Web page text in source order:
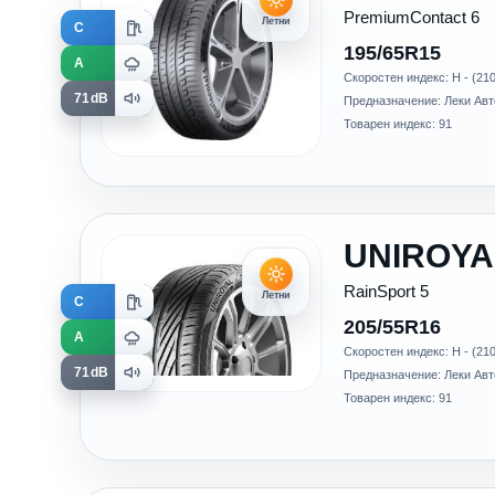
Летни PremiumContact 6
195/65R15
C
A
71dB
Скоростен индекс: H -
Предназначение: Леки
Товарен индекс: 91
Летни RainSport 5
205/55R16
C
A
71dB
Скоростен индекс: H -
Предназначение: Леки
Товарен индекс: 91